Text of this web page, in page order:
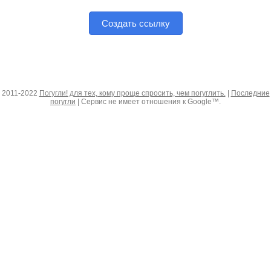
Создать ссылку
2011-2022 Погугли! для тех, кому проще спросить, чем погуглить.|
Последние
погугли | Сервис не имеет отношения к Google™.